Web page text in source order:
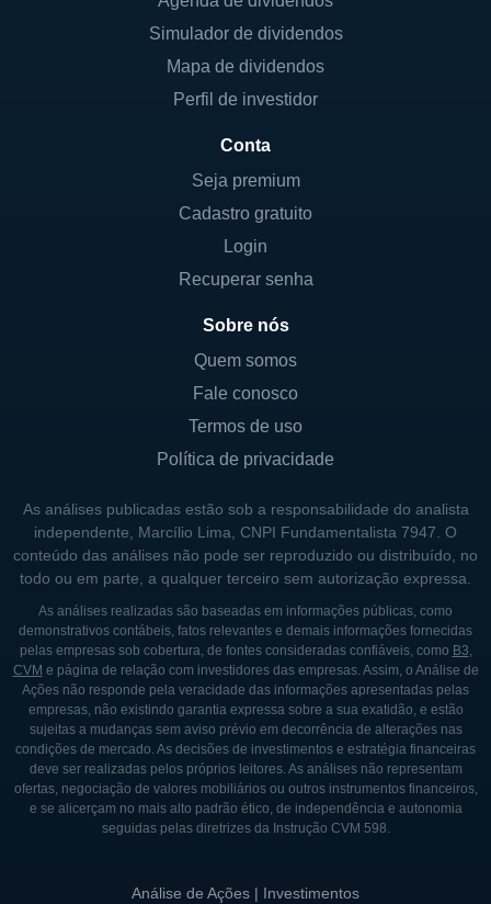
Simulador de dividendos
Mapa de dividendos
Perfil de investidor
Conta
Seja premium
Cadastro gratuito
Login
Recuperar senha
Sobre nós
Quem somos
Fale conosco
Termos de uso
Política de privacidade
As análises publicadas estão sob a responsabilidade do analista
independente, Marcílio Lima, CNPI Fundamentalista 7947. O
conteúdo das análises não pode ser reproduzido ou distribuído, no
todo ou em parte, a qualquer terceiro sem autorização expressa.
As análises realizadas são baseadas em informações públicas, como
demonstrativos contábeis, fatos relevantes e demais informações fornecidas
pelas empresas sob cobertura, de fontes consideradas confiáveis, como B3,
CVM e página de relação com investidores das empresas. Assim, o Análise de
Ações não responde pela veracidade das informações apresentadas pelas
empresas, não existindo garantia expressa sobre a sua exatidão, e estão
sujeitas a mudanças sem aviso prévio em decorrência de alterações nas
condições de mercado. As decisões de investimentos e estratégia financeiras
deve ser realizadas pelos próprios leitores. As análises não representam
ofertas, negociação de valores mobiliários ou outros instrumentos financeiros,
e se alicerçam no mais alto padrão ético, de independência e autonomia
seguidas pelas diretrizes da Instrução CVM 598.
Análise de Ações | Investimentos